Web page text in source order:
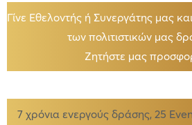
Γίνε Εθελοντής ή Συνεργάτης μας
των πολιτιστικών μας
Ζητήστε μας
7 χρόνια ενεργούς δράσης, 25